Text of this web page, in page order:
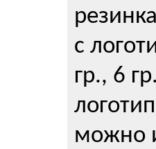
с
гр., 6
можно